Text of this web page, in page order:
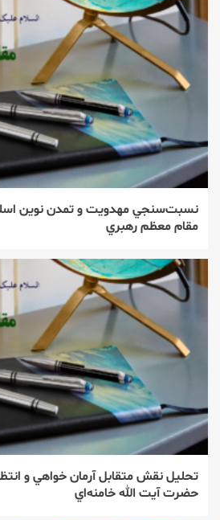
نسبت‌‌سنجي مهدويت و تمدن نوين
مقام معظم رهبري
تحليل نقش متقابل آرمان خواهي و
حضرت آيت الله خامنه‌اي